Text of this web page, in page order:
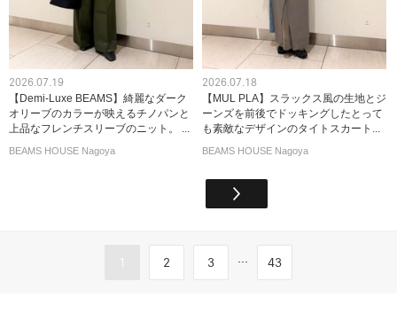
2026.07.19
【Demi-Luxe BEAMS】綺麗なダーク
オリーブのカラーが映えるチノパンと
上品なフレンチスリーブのニット。 ...
BEAMS HOUSE Nagoya
2026.07.18
【MUL PLA】スラックス風の生地とジ
ーンズを前後でドッキングしたとって
も素敵なデザインのタイトスカート‪...
BEAMS HOUSE Nagoya
1 2 3 ... 43